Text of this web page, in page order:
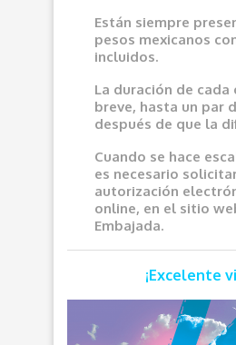
Están siempre
pesos mexicanos
incluidos.
La duración de
breve, hasta un par
después de que la
Cuando se hace
es necesario
autorización
online, en el sitio
Embajada.
¡Excelente